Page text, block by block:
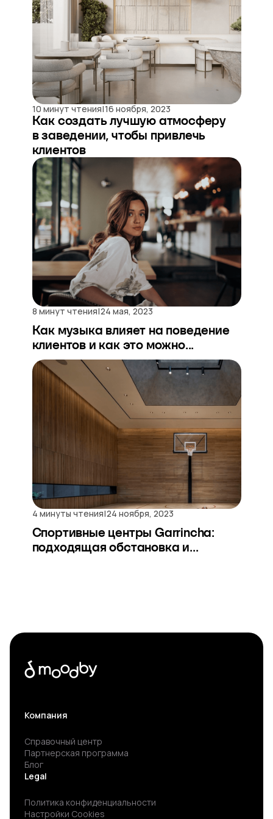
10 минут чтения|16 ноября, 2023
Как создать лучшую атмосферу
в заведении, чтобы привлечь
клиентов
8 минут чтения|24 мая, 2023
Как музыка влияет на поведение
клиентов и как это можно...
4 минуты чтения|24 ноября, 2023
Спортивные центры Garrincha:
подходящая обстановка и...
Компания
Справочный центр
Партнерская программа
Блог
Legal
Политика конфиденциальности
Настройки Cookies